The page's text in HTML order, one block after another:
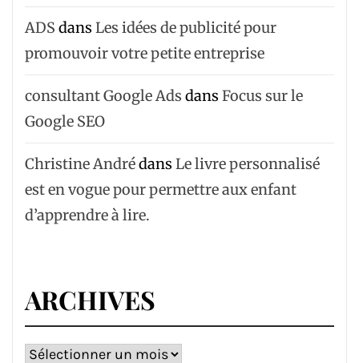
ADS dans Les idées de publicité pour
promouvoir votre petite entreprise
consultant Google Ads dans Focus sur le
Google SEO
Christine Andrédans Le livre personnalisé
est en vogue pour permettre aux enfant
d’apprendre à lire.
ARCHIVES
Archives